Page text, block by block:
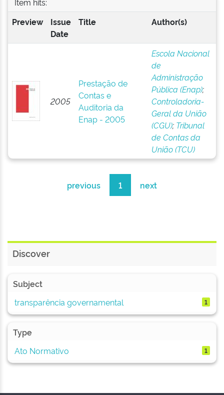
Preview
Issue
Date
Title Author(s)
2005
Prestação de
Contas e
Auditoria da
Enap - 2005
Escola Nacional
de
Administração
Pública (Enap);
Controladoria-
Geral da União
(CGU); Tribunal
de Contas da
União (TCU)
previous 1 next
Discover
Subject
transparência governamental
1
Type
Ato Normativo
1